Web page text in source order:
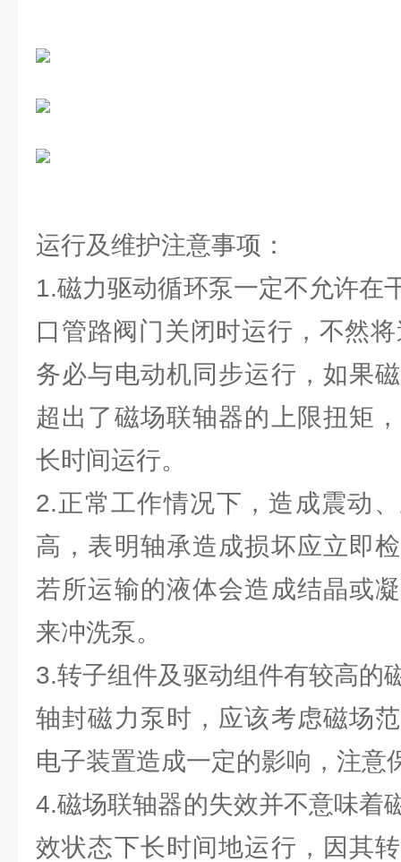
运行及维护注意事项：
1.磁力驱动循环泵一定不允许在
口管路阀门关闭时运行，不然
务必与电动机同步运行，如果
超出了磁场联轴器的上限扭矩
长时间运行。
2.正常工作情况下，造成震动
高，表明轴承造成损坏应立即
若所运输的液体会造成结晶或
来冲洗泵。
3.转子组件及驱动组件有较高的
轴封磁力泵时，应该考虑磁场
电子装置造成一定的影响，注意
4.磁场联轴器的失效并不意味着
效状态下长时间地运行，因其